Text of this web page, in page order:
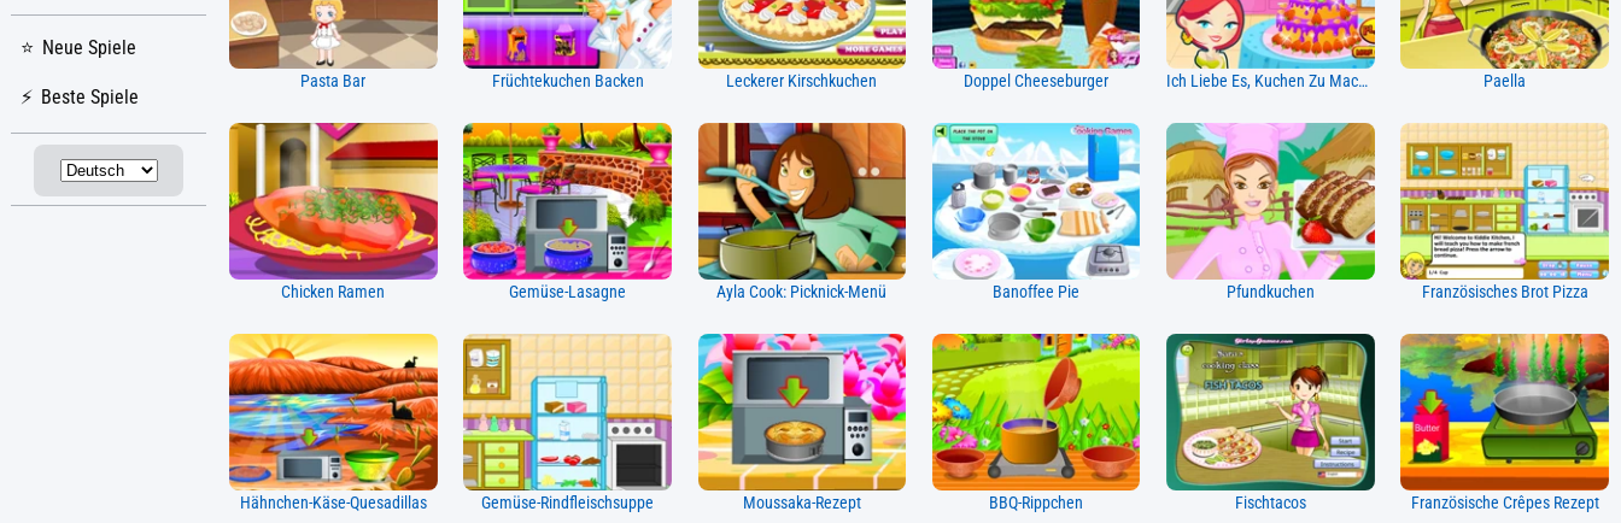
Neue Spiele
Beste Spiele
Pasta Bar Früchtekuchen Backen Leckerer Kirschkuchen Doppel Cheeseburger Ich Liebe Es, Kuchen Zu Machen Paella
Chicken Ramen Gemüse-Lasagne Ayla Cook: Picknick-Menü Banoffee Pie Pfundkuchen Französisches Brot Pizza
Hähnchen-Käse-Quesadillas Gemüse-Rindfleischsuppe Moussaka-Rezept BBQ-Rippchen Fischtacos Französische Crêpes Rezept